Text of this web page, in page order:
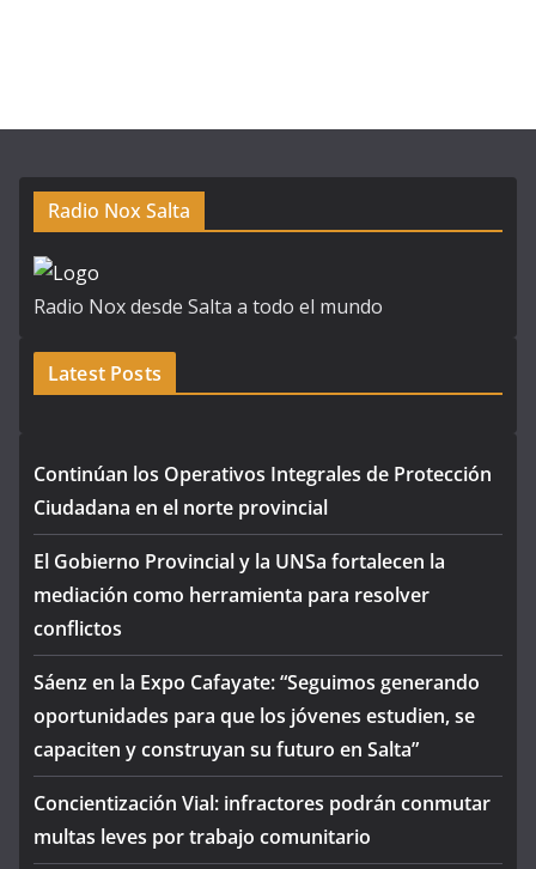
Radio Nox Salta
Radio Nox desde Salta a todo el mundo
Latest Posts
Continúan los Operativos Integrales de Protección
Ciudadana en el norte provincial
El Gobierno Provincial y la UNSa fortalecen la
mediación como herramienta para resolver
conflictos
Sáenz en la Expo Cafayate: “Seguimos generando
oportunidades para que los jóvenes estudien, se
capaciten y construyan su futuro en Salta”
Concientización Vial: infractores podrán conmutar
multas leves por trabajo comunitario